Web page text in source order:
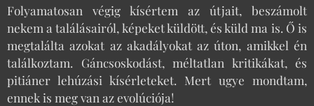
Folyamatosan végig kísértem az útjait, beszámolt
nekem a találásairól, képeket küldött, és küld ma is. Ő is
megtalálta azokat az akadályokat az úton, amikkel én
találkoztam. Gáncsoskodást, méltatlan kritikákat, és
pitiáner lehúzási kísérleteket. Mert ugye mondtam,
ennek is meg van az evolúciója!